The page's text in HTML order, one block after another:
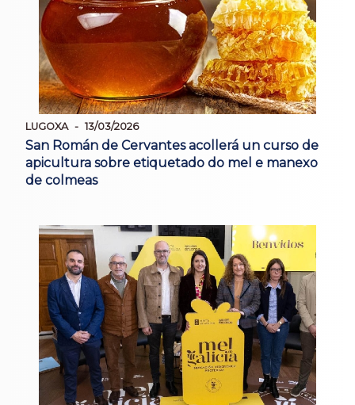
LUGOXA 13/03/2026
San Román de Cervantes acollerá un curso de
apicultura sobre etiquetado do mel e manexo
de colmeas